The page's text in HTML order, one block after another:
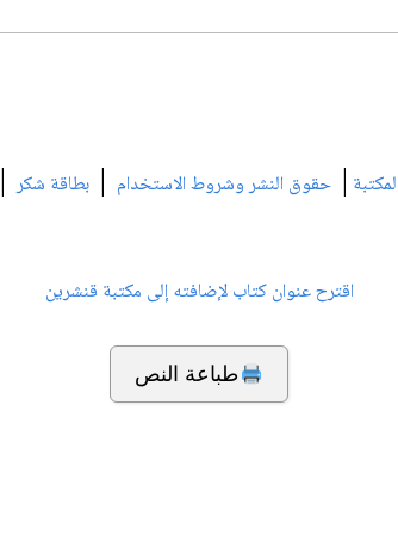
| حقوق النشر وشروط الاستخدام | بطاقة شكر|
اقترح عنوان كتاب لإضافته إلى مكتبة قنشرين
طباعة النص